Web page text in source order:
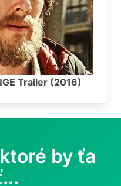
Trailer (2016)
by ťa